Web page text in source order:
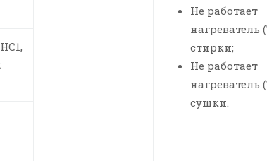
Не работает
нагреватель
стирки;
Не работает
нагреватель
сушки.